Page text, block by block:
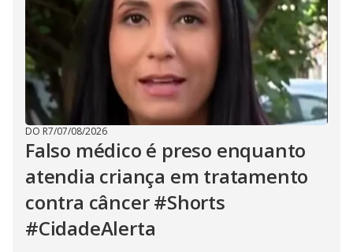
DO R7/07/08/2026
Falso médico é preso enquanto
atendia criança em tratamento
contra câncer #Shorts
#CidadeAlerta